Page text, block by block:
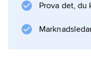
Prova det, du